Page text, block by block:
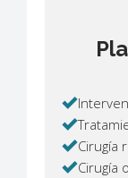
Cirugía
Cirugía